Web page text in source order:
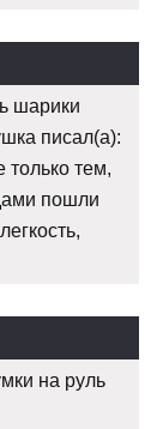
шарики
писал(а):
тем,
пошли
на руль